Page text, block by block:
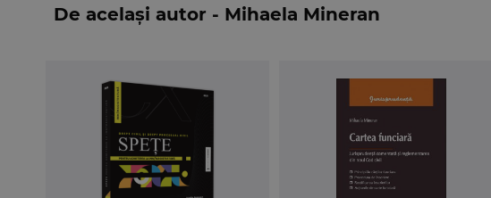
Cod civil. In acelasi timp, o buna intelegere a institutiei cartilor
De același autor - Mihaela Mineran